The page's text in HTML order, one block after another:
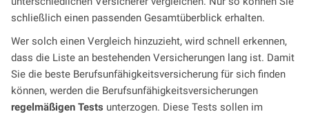
schließlich einen passenden Gesamtüberblick erhalten.
Wer solch einen Vergleich hinzuzieht, wird schnell erkennen,
dass die Liste an bestehenden Versicherungen lang ist. Damit
Sie die beste Berufsunfähigkeitsversicherung für sich finden
können, werden die Berufsunfähigkeitsversicherungen
regelmäßigen Tests unterzogen. Diese Tests sollen im